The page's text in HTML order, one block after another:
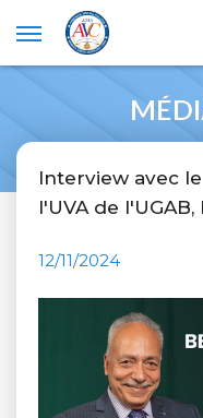
Interview avec
l'UVA de
12/11/2024